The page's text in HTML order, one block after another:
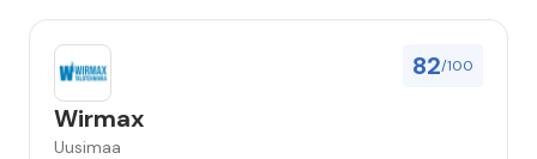
82/100
Wirmax
Uusimaa